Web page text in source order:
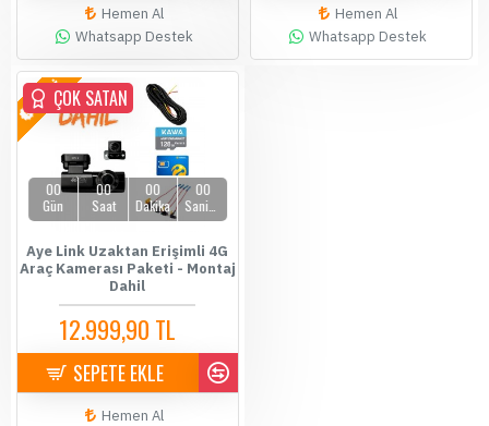
Hemen Al
Whatsapp Destek
Hemen Al
Whatsapp Destek
YENİÇOK SATAN
00
Gün
00
Saat
00
Dakika
00
Aye Link Uzaktan Erişimli 4G
Araç Kamerası Paketi - Montaj
Dahil
12.999,90 TL
SEPETE EKLE
Hemen Al